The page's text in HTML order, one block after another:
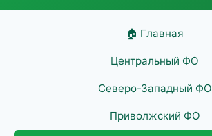
🏠 Главная
Центральный ФО
Северо-Западный ФО
Приволжский ФО